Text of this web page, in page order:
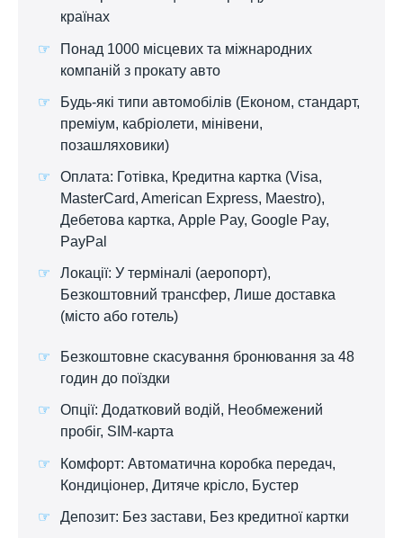
країнах
Понад 1000 місцевих та міжнародних
компаній з прокату авто
Будь-які типи автомобілів (Економ, стандарт,
преміум, кабріолети, мінівени,
позашляховики)
Оплата: Готівка, Кредитна картка (Visa,
MasterCard, American Express, Maestro),
Дебетова картка, Apple Pay, Google Pay,
PayPal
Локації: У терміналі (аеропорт),
Безкоштовний трансфер, Лише доставка
(місто або готель)
Безкоштовне скасування бронювання за 48
годин до поїздки
Опції: Додатковий водій, Необмежений
пробіг, SIM-карта
Комфорт: Автоматична коробка передач,
Кондиціонер, Дитяче крісло, Бустер
Депозит: Без застави, Без кредитної картки